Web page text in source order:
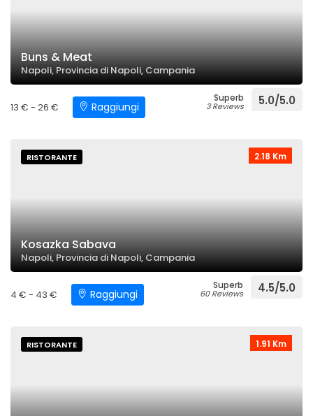
Buns & Meat
Napoli, Provincia di Napoli, Campania
13 € - 26 € Raggiungi
Superb
3 Reviews 5.0/5.0
2.18 Km
RISTORANTE
Kosazka Sabava
Napoli, Provincia di Napoli, Campania
4 € - 43 € Raggiungi
Superb
60 Reviews 4.5/5.0
1.91 Km
RISTORANTE